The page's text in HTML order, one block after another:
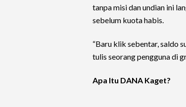
tanpa misi dan undian ini
sebelum kuota habis.
“Baru klik sebentar, saldo
tulis seorang pengguna di
Apa Itu DANA Kaget?